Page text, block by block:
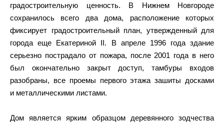
градостроительную ценность. В Нижнем Новгороде
сохранилось всего два дома, расположение которых
фиксирует градостроительный план, утвержденный для
города еще Екатериной II. В апреле 1996 года здание
серьезно пострадало от пожара, после 2001 года в него
был окончательно закрыт доступ, тамбуры входов
разобраны, все проемы первого этажа зашиты досками
и металлическими листами.
Дом является ярким образцом деревянного зодчества